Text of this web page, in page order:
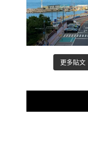
更多貼文